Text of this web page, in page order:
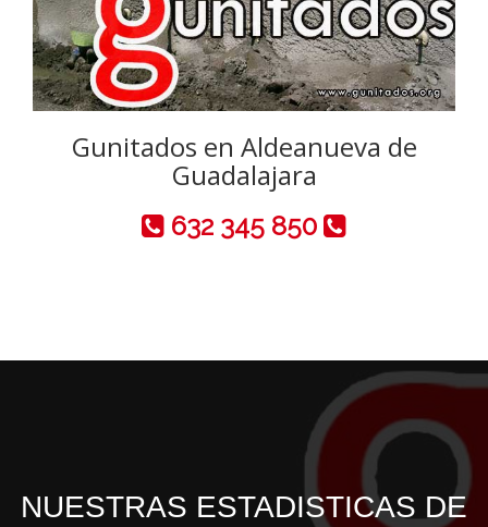
Gunitados en Aldeanueva de
Guadalajara
632 345 850
NUESTRAS ESTADISTICAS DE